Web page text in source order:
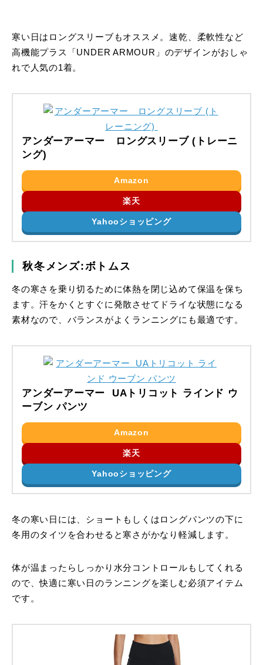
寒い日はロングスリーブもオススメ。速乾、柔軟性など
高機能プラス「UNDER ARMOUR」のデザインがおしゃ
れで人気の1着。
アンダーアーマー ロングスリーブ (トレーニ
ング)
Amazon
楽天
Yahooショッピング
秋冬メンズ:ボトムス
冬の寒さを乗り切るために体熱を閉じ込めて保温を保ち
ます。汗をかくとすぐに発散させてドライな状態になる
素材なので、バランスがよくランニングにも最適です。
アンダーアーマー UAトリコット ラインド ウ
ーブン パンツ
Amazon
楽天
Yahooショッピング
冬の寒い日には、ショートもしくはロングパンツの下に
冬用のタイツを合わせると寒さがかなり軽減します。
体が温まったらしっかり水分コントロールもしてくれる
ので、快適に寒い日のランニングを楽しむ必須アイテム
です。